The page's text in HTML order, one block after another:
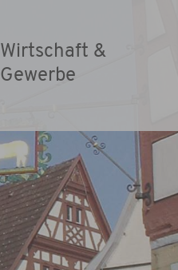
Wirtschaft &
Gewerbe